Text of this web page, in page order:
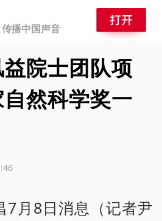
播中国声音
院士团队项
然科学奖一
7月8日消息（记者尹